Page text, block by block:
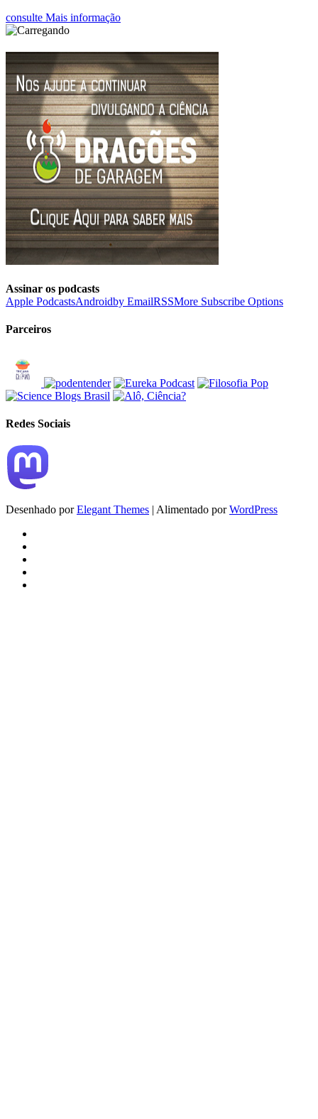
consulte Mais informação
Assinar os podcasts
Apple PodcastsAndroidby EmailRSSMore Subscribe Options
Parceiros
Redes Sociais
Desenhado porElegant Themes | Alimentado porWordPress